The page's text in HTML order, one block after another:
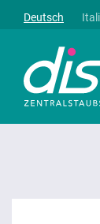
Deutsch